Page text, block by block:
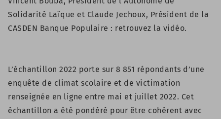
Solidarité Laïque et Claude Jechoux, Président de la
CASDEN Banque Populaire : retrouvez la vidéo.
L’échantillon 2022 porte sur 8 851 répondants d’une
enquête de climat scolaire et de victimation
renseignée en ligne entre mai et juillet 2022. Cet
échantillon a été pondéré pour être cohérent avec